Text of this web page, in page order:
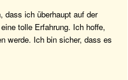
dass ich überhaupt auf der
tolle Erfahrung. Ich hoffe,
werde. Ich bin sicher, dass es